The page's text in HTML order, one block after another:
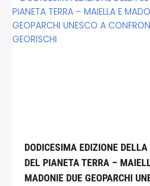
DODICESIMA EDIZIONE
DEL PIANETA TERRA –
MADONIE DUE GEOPARCHI